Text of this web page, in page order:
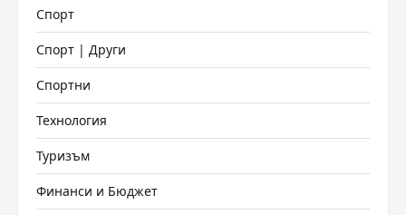
Спорт
Спорт | Други
Спортни
Технология
Туризъм
Финанси и Бюджет